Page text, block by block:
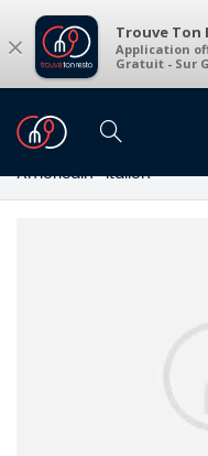
× Trouve Ton
Application
Gratuit - Sur
Restaurants
Restaurants à
Américain · Italien